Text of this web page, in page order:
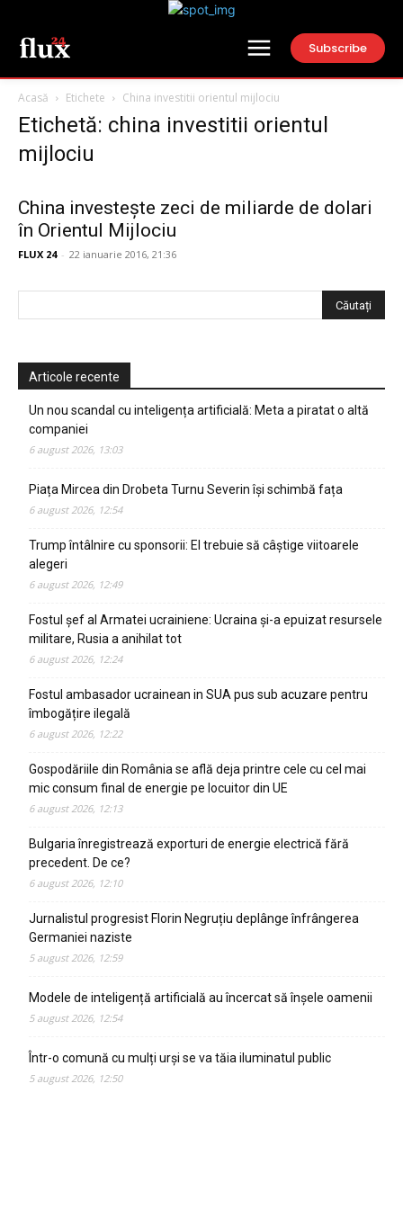
Subscribe
Acasă Etichete China investitii orientul mijlociu
Etichetă: china investitii orientul
mijlociu
China investește zeci de miliarde de dolari
în Orientul Mijlociu
FLUX 24 - 22 ianuarie 2016, 21:36
Articole recente
Un nou scandal cu inteligența artificială: Meta a piratat o altă
companiei
6 august 2026, 13:03
Piața Mircea din Drobeta Turnu Severin își schimbă fața
6 august 2026, 12:54
Trump întâlnire cu sponsorii: El trebuie să câștige viitoarele
alegeri
6 august 2026, 12:49
Fostul șef al Armatei ucrainiene: Ucraina și-a epuizat resursele
militare, Rusia a anihilat tot
6 august 2026, 12:24
Fostul ambasador ucrainean in SUA pus sub acuzare pentru
îmbogățire ilegală
6 august 2026, 12:22
Gospodăriile din România se află deja printre cele cu cel mai
mic consum final de energie pe locuitor din UE
6 august 2026, 12:13
Bulgaria înregistrează exporturi de energie electrică fără
precedent. De ce?
6 august 2026, 12:10
Jurnalistul progresist Florin Negruțiu deplânge înfrângerea
Germaniei naziste
5 august 2026, 12:59
Modele de inteligență artificială au încercat să înșele oamenii
5 august 2026, 12:54
Într-o comună cu mulți urși se va tăia iluminatul public
5 august 2026, 12:50